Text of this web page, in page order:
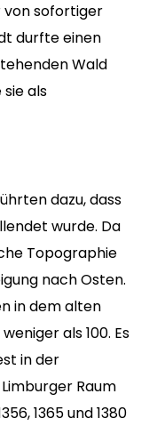
von sofortiger
durfte einen
Wald
als
dazu, dass
wurde. Da
Topographie
nach Osten.
in dem alten
als 100. Es
in der
Raum
1365 und 1380